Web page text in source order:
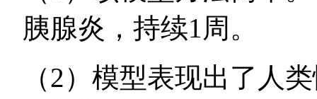
胰腺炎，持续1周。
（2）模型表现出了人